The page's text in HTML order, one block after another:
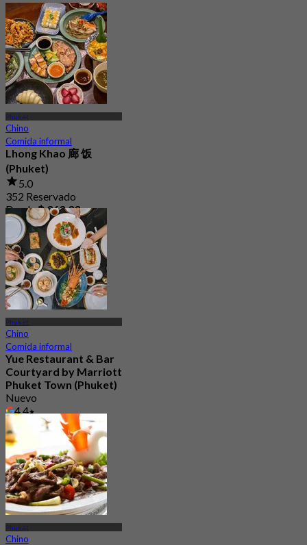
Phuket
Chino
Comida informal
Lhong Khao 廊 饭
(Phuket)
5.0
352 Reservado
Desde฿ 363.33
Phuket
Chino
Comida informal
Yue Restaurant & Bar​
Courtyard by Marriott
Phuket Town (Phuket)
Nuevo
4.4
Desde
฿ 595
Phuket
Chino